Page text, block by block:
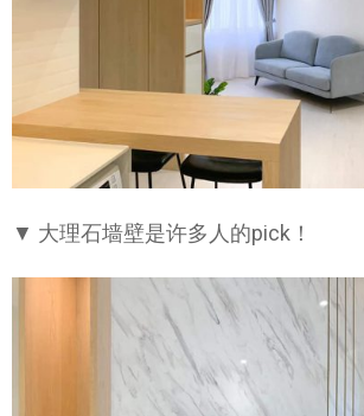
▼ 大理石墙壁是许多人的pick！